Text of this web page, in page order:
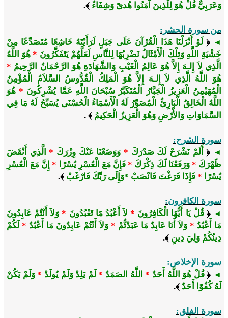
وَعَرَبِيٌّ قُلْ هُوَ لِلَّذِينَ آمَنُوا هُدىً وَشِفَاءٌ ﴾.
من سورة الحشر:
◄ ﴿لَوْ أَنْزَلْنَا هَذَا الْقُرْآنَ عَلَى جَبَلٍ لَرَأَيْتَهُ خَاشِعًا مُتَصَدِّعًا مِنْ
خَشْيَةِ اللَّهِ وَتِلْكَ الْأَمْثَالُ نَضْرِبُهَا لِلنَّاسِ لَعَلَّهُمْ يَتَفَكَّرُونَ * هُوَ اللَّهُ
الَّذِي لاَ إِلـهَ إِلاَّ هُوَ عَالِمُ الْغَيْبِ وَالشَّهَادَةِ هُوَ الرَّحْمَانُ الرَّحِيمُ *
هُوَ اللَّهُ الَّذِي لاَ إِلـهَ إِلاَّ هُوَ الْمَلِكُ الْقُدُّوسُ السَّلاَمُ الْمُؤْمِنُ
الْمُهَيْمِنُ الْعَزِيزُ الْجَبَّارُ الْمُتَكَبِّرُ سُبْحَانَ اللَّهِ عَمَّا يُشْرِكُونَ * هُوَ
اللَّهُ الْخَالِقُ الْبَارِئُ الْمُصَوِّرُ لَهُ الْأَسْمَاءُ الْحُسْنَى يُسَبِّحُ لَهُ مَا فِي
السَّمَاوَاتِ وَالأَْرْضِ وَهُوَ الْعَزِيزُ الْحَكِيمُ ﴾ .
سورة الشرح:
◄ ﴿ أَلَمْ نَشْرَحْ لَكَ صَدْرَكَ * وَوَضَعْنَا عَنْكَ وِزْرَكَ * الَّذِي أَنْقَضَ
ظَهْرَكَ *وَرَفَعْنَا لَكَ ذِكْرَكَ * فَإِنَّ مَعَ الْعُسْرِ يُسْرًا * إِنَّ مَعَ الْعُسْرِ
يُسْرًا * فَإِذَا فَرَغْتَ فَانْصَبْ *وَإِلَى رَبِّكَ فَارْغَبْ ﴾.
سورة الكافرون:
◄﴿قُلْ يَا أَيُّهَا الْكَافِرُونَ * لاَ أَعْبُدُ مَا تَعْبُدُونَ * وَلاَ أَنْتُمْ عَابِدُونَ
مَا أَعْبُدُ * وَلاَ أَنَا عَابِدٌ مَا عَبَدْتُّمْ * وَلاَ أَنْتُمْ عَابِدُونَ مَا أَعْبُدُ * لَكُمْ
دِينُكُمْ وَلِيَ دِينِ ﴾.
سورة الإخلاص:
◄ ﴿قُلْ هُوَ اللَّهُ أَحَدٌ * اللَّهُ الصَمَدُ *لَمْ يَلِدْ وَلَمْ يُولَدْ *وَلَمْ يَكُنْ
لَهُ كُفُوًا أَحَدٌ ﴾.
سورة الفلق: